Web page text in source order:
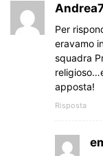
Per
eravamo
squadra
apposta!
Risposta